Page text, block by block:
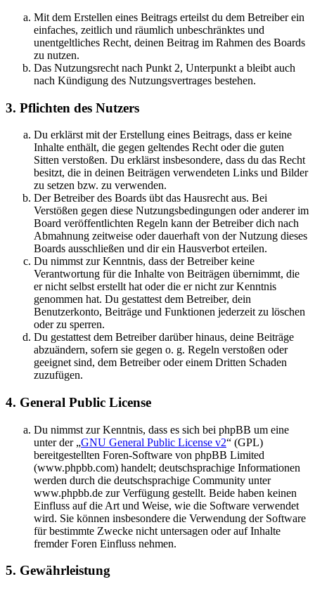
Mit dem Erstellen eines Beitrags erteilst du dem Betreiber ein
einfaches, zeitlich und räumlich unbeschränktes und
unentgeltliches Recht, deinen Beitrag im Rahmen des Boards
zu nutzen.
Das Nutzungsrecht nach Punkt 2, Unterpunkt a bleibt auch
nach Kündigung des Nutzungsvertrages bestehen.
3. Pflichten des Nutzers
Du erklärst mit der Erstellung eines Beitrags, dass er keine
Inhalte enthält, die gegen geltendes Recht oder die guten
Sitten verstoßen. Du erklärst insbesondere, dass du das Recht
besitzt, die in deinen Beiträgen verwendeten Links und Bilder
zu setzen bzw. zu verwenden.
Der Betreiber des Boards übt das Hausrecht aus. Bei
Verstößen gegen diese Nutzungsbedingungen oder anderer im
Board veröffentlichten Regeln kann der Betreiber dich nach
Abmahnung zeitweise oder dauerhaft von der Nutzung dieses
Boards ausschließen und dir ein Hausverbot erteilen.
Du nimmst zur Kenntnis, dass der Betreiber keine
Verantwortung für die Inhalte von Beiträgen übernimmt, die
er nicht selbst erstellt hat oder die er nicht zur Kenntnis
genommen hat. Du gestattest dem Betreiber, dein
Benutzerkonto, Beiträge und Funktionen jederzeit zu löschen
oder zu sperren.
Du gestattest dem Betreiber darüber hinaus, deine Beiträge
abzuändern, sofern sie gegen o. g. Regeln verstoßen oder
geeignet sind, dem Betreiber oder einem Dritten Schaden
zuzufügen.
4. General Public License
Du nimmst zur Kenntnis, dass es sich bei phpBB um eine
unter der „GNU General Public License v2“ (GPL)
bereitgestellten Foren-Software von phpBB Limited
(www.phpbb.com) handelt; deutschsprachige Informationen
werden durch die deutschsprachige Community unter
www.phpbb.de zur Verfügung gestellt. Beide haben keinen
Einfluss auf die Art und Weise, wie die Software verwendet
wird. Sie können insbesondere die Verwendung der Software
für bestimmte Zwecke nicht untersagen oder auf Inhalte
fremder Foren Einfluss nehmen.
5. Gewährleistung